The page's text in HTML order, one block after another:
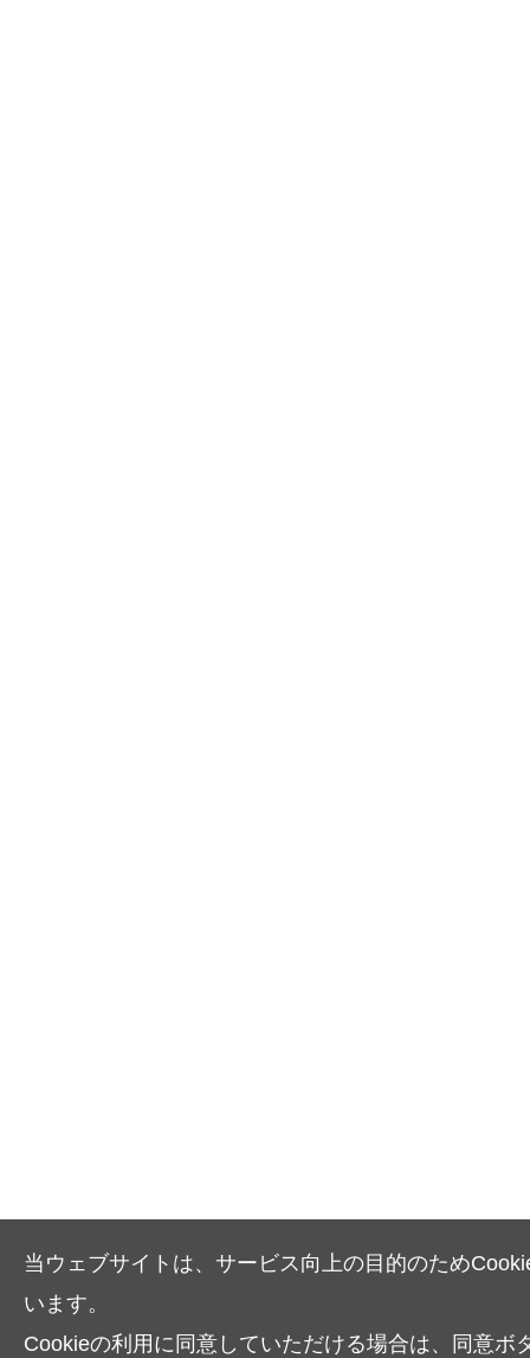
当ウェブサイトは、サービス向上の目的のため
います。
Cookieの利用に同意していただける場合は、同意ボ